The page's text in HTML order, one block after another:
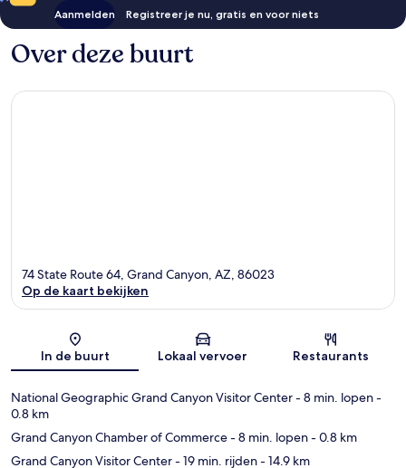
Aanmelden Registreer je nu, gratis en voor niets
Over deze buurt
Kaart
74 State Route 64, Grand Canyon, AZ, 86023
Op de kaart bekijken
In de buurt Lokaal vervoer Restaurants
National Geographic Grand Canyon Visitor Center- 8 min. lopen-
0.8 km
Grand Canyon Chamber of Commerce- 8 min. lopen- 0.8 km
Grand Canyon Visitor Center- 19 min. rijden- 14.9 km